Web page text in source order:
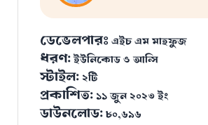
ডেভেলপারঃ এইচ এম মাহফুজ
ধরণ:ইউনিকোড ও আন্সি
স্টাইল: ২টি
প্রকাশিত: ১১ জুন ২০২৩ ইং
ডাউনলোড:৮০,৬৯৬